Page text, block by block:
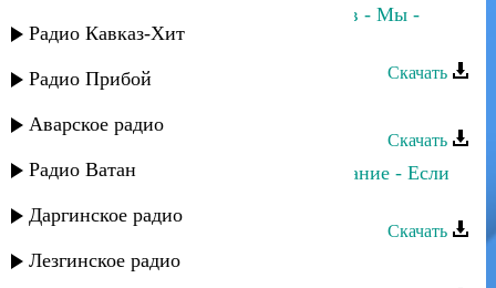
Радио Кавказ-Хит
Радио Прибой
Аварское радио
Радио Ватан
Даргинское радио
Лезгинское радио
Эльчин Кулиев и Мурад Абдуллаев - Мы -
дагестанцы
Скачать
Скачать
Мурад Абдуллаев и Прямое попадание - Если
Скачать
Мурад Абдуллаев - Сказка